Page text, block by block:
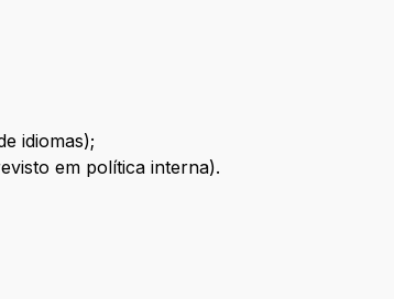
idiomas);
em política interna).